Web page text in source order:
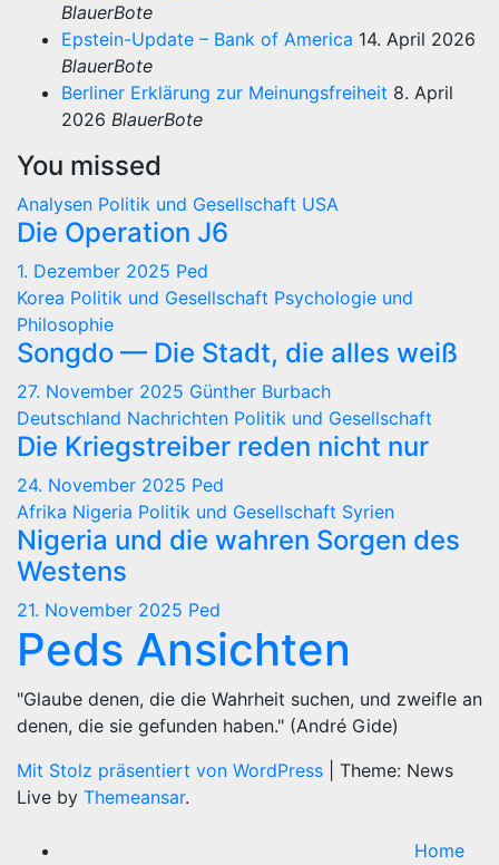
BlauerBote
Epstein-Update – Bank of America 14. April 2026
BlauerBote
Berliner Erklärung zur Meinungsfreiheit 8. April
2026 BlauerBote
You missed
Analysen Politik und Gesellschaft USA
Die Operation J6
1. Dezember 2025 Ped
Korea Politik und Gesellschaft Psychologie und
Philosophie
Songdo — Die Stadt, die alles weiß
27. November 2025 Günther Burbach
Deutschland Nachrichten Politik und Gesellschaft
Die Kriegstreiber reden nicht nur
24. November 2025 Ped
Afrika Nigeria Politik und Gesellschaft Syrien
Nigeria und die wahren Sorgen des
Westens
21. November 2025 Ped
Peds Ansichten
"Glaube denen, die die Wahrheit suchen, und zweifle an
denen, die sie gefunden haben." (André Gide)
Mit Stolz präsentiert von WordPress
Theme: News
Live by Themeansar.
Home